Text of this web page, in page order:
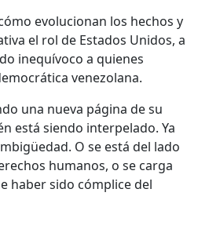
evolucionan los hechos y
el rol de Estados Unidos, a
inequívoco a quienes
venezolana.
una nueva página de su
está siendo interpelado. Ya
O se está del lado
humanos, o se carga
haber sido cómplice del